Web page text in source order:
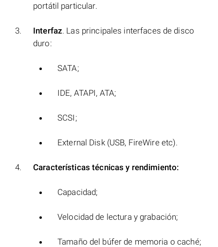
portátil particular.
Interfaz. Las principales interfaces de disco
duro:
SATA;
IDE, ATAPI, ATA;
SCSI;
External Disk (USB, FireWire etc).
Características técnicas y rendimiento:
Capacidad;
Velocidad de lectura y grabación;
Tamaño del búfer de memoria o caché;